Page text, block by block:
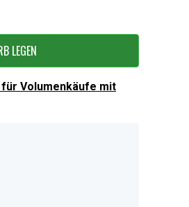
LEGEN
Volumenkäufe mit